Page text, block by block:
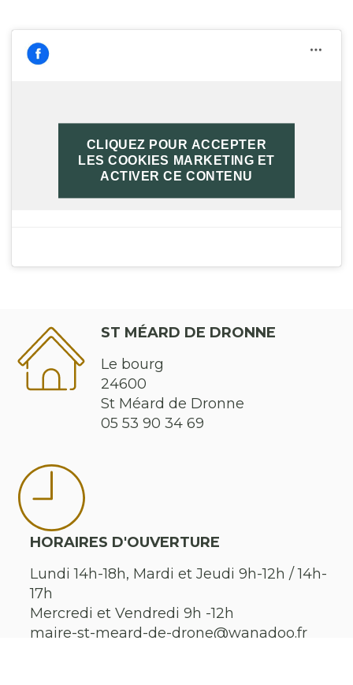
Mairie de Saint Méard de dronne
CLIQUEZ POUR ACCEPTER
LES COOKIES MARKETING ET
ACTIVER CE CONTENU
ST MÉARD DE DRONNE
Le bourg
24600
St Méard de Dronne
05 53 90 34 69
HORAIRES D'OUVERTURE
Lundi 14h-18h, Mardi et Jeudi 9h-12h / 14h-
17h
Mercredi et Vendredi 9h -12h
maire-st-meard-de-drone@wanadoo.fr